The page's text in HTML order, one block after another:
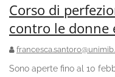
Corso di
contro le donne
Sono aperte fino al 10